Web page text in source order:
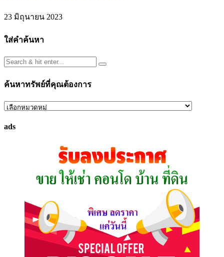
23 มิถุนายน 2023
ใส่คำค้นหา
ค้นหาทรัพย์ที่คุณต้องการ
ค้นหา
ที่
ads